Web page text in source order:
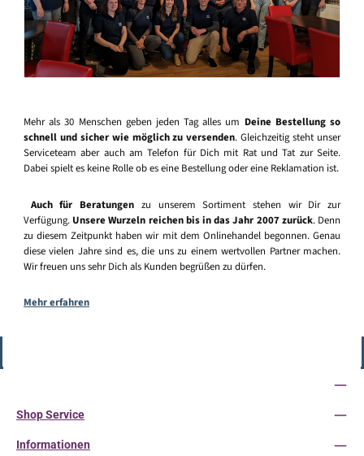
Mehr als 30 Menschen geben jeden Tag alles um Deine Bestellung so
schnell und sicher wie möglich zu versenden. Gleichzeitig steht unser
Serviceteam aber auch am Telefon für Dich mit Rat und Tat zur Seite.
Dabei spielt es keine Rolle ob es eine Bestellung oder eine Reklamation ist.
Auch für Beratungen zu unserem Sortiment stehen wir Dir zur
Verfügung. Unsere Wurzeln reichen bis in das Jahr 2007 zurück. Denn
zu diesem Zeitpunkt haben wir mit dem Onlinehandel begonnen. Genau
diese vielen Jahre sind es, die uns zu einem wertvollen Partner machen.
Wir freuen uns sehr Dich als Kunden begrüßen zu dürfen.
Mehr erfahren
Shop Service
Informationen